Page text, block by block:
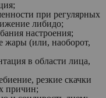
при регулярных
либидо;
настроения;
(или, наоборот,
в области лица,
резкие скачки
причин;